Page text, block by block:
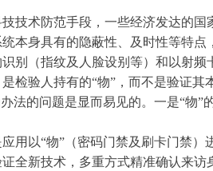
术防范手段，一些经济发达的国
本身具有的隐蔽性、及时性等特点
（指纹及人脸设别等）和以射频
检验人持有的“物”，而不是验证其
法的问题是显而易见的。一是“物
以“物”（密码门禁及刷卡门禁）
全新技术，多重方式精准确认来访